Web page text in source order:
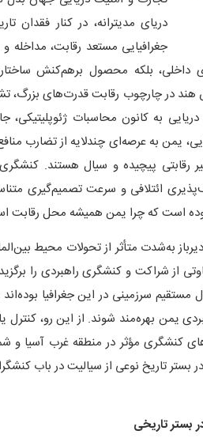
دریای مدیترانه، در کنار فقدان
جغرافیایی مستعد رقابت، مداخله
داخلی، بلکه محصول برهم‌کنش
در چارچوب رقابت قدرت‌های بزرگ،
به کانون محاسبات ژئوپلیتیکی،
یمن به عرصه‌ای چندلایه از تضارب
رقابتی پیچیده و سیال هستند.
ائتلافی و سرعت تصمیم‌گیری
است که چرا یمن همیشه محل رقابت
به‌شدت متأثر از تحولات محیط
از شراکت و کنشگری راهبردی را
مستقیم سرزمینی در این جغرافیا
یمن بهره‌مند شوند. از این رو،
کنشگری مؤثر در منطقه غرب آسیا
تاریخ نوعی از سیالیت در باب
بستر تاریخی